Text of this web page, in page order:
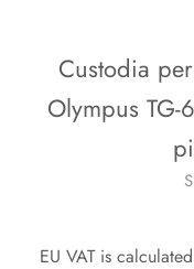
Custodia
Olympus
EU VAT is